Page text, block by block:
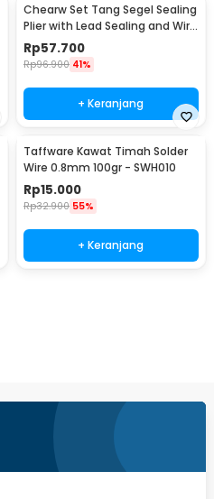
Chearw Set Tang Segel Sealing
Plier with Lead Sealing and Wire
- CW01
Rp57.700
Rp96.900 41%
+ Keranjang
Taffware Kawat Timah Solder
Wire 0.8mm 100gr - SWH010
Rp15.000
Rp32.900 55%
+ Keranjang